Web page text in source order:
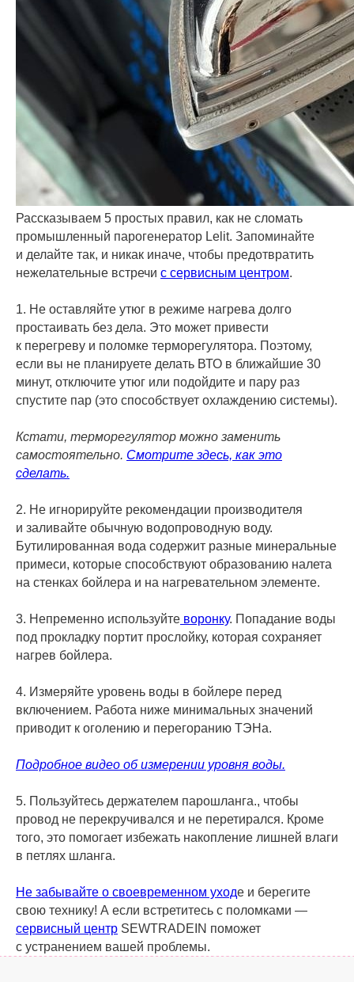
Рассказываем 5 простых правил, как не сломать
промышленный парогенератор Lelit. Запоминайте
и делайте так, и никак иначе, чтобы предотвратить
нежелательные встречи с сервисным центром.
1. Не оставляйте утюг в режиме нагрева долго
простаивать без дела. Это может привести
к перегреву и поломке терморегулятора. Поэтому,
если вы не планируете делать ВТО в ближайшие 30
минут, отключите утюг или подойдите и пару раз
спустите пар (это способствует охлаждению системы).
Кстати, терморегулятор можно заменить
самостоятельно. Смотрите здесь, как это
сделать.
2. Не игнорируйте рекомендации производителя
и заливайте обычную водопроводную воду.
Бутилированная вода содержит разные минеральные
примеси, которые способствуют образованию налета
на стенках бойлера и на нагревательном элементе.
3. Непременно используйте воронку. Попадание воды
под прокладку портит прослойку, которая сохраняет
нагрев бойлера.
4. Измеряйте уровень воды в бойлере перед
включением. Работа ниже минимальных значений
приводит к оголению и перегоранию ТЭНа.
Подробное видео об измерении уровня воды.
5. Пользуйтесь держателем парошланга., чтобы
провод не перекручивался и не перетирался. Кроме
того, это помогает избежать накопление лишней влаги
в петлях шланга.
Не забывайте о своевременном уходе и берегите
свою технику! А если встретитесь с поломками —
сервисный центр SEWTRADEIN поможет
с устранением вашей проблемы.